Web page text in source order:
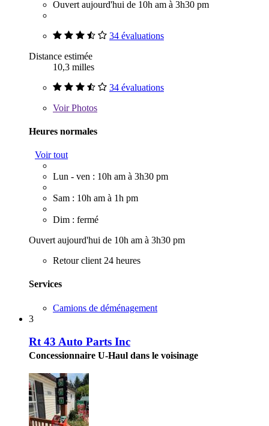
Ouvert aujourd'hui de 10h am à 3h30 pm
34 évaluations
Distance estimée
10,3 milles
34 évaluations
VoirPhotos
Heures normales
Voir tout
Lun - ven : 10h am à 3h30 pm
Sam : 10h am à 1h pm
Dim : fermé
Ouvert aujourd'hui de 10h am à 3h30 pm
Retour client 24 heures
Services
Camions de déménagement
3
Rt 43 Auto Parts Inc
Concessionnaire U-Haul dans le voisinage